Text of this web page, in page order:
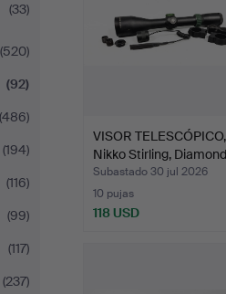
(33)
(520)
(92)
(486)
(194)
(116)
(99)
(117)
(237)
VISOR TELESCÓPICO,
Nikko Stirling,
Subastado 30 jul 2026
10 pujas
118 USD